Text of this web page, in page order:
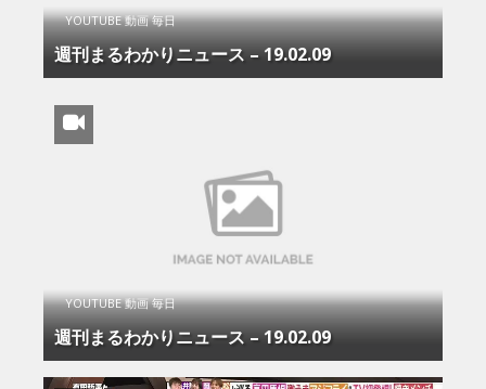
YOUTUBE 動画 毎日
週刊まるわかりニュース – 19.02.09
YOUTUBE 動画 毎日
週刊まるわかりニュース – 19.02.09